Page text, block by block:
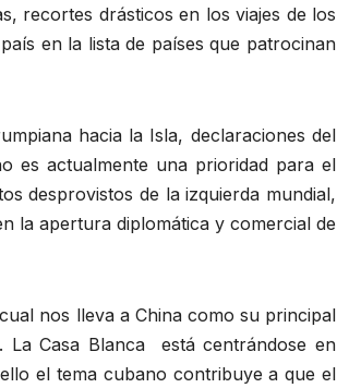
recortes drásticos en los viajes de los
en la lista de países que patrocinan
hacia la Isla, declaraciones del
es actualmente una prioridad para el
desprovistos de la izquierda mundial,
la apertura diplomática y comercial de
nos lleva a China como su principal
La Casa Blanca está centrándose en
el tema cubano contribuye a que el